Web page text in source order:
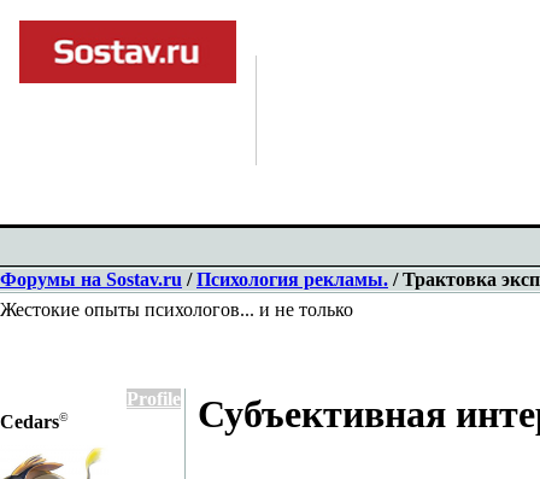
Форумы на Sostav.ru /Психология рекламы. / Трактовка
Жестокие опыты психологов... и не только
Profile
Cedars© Субъективная